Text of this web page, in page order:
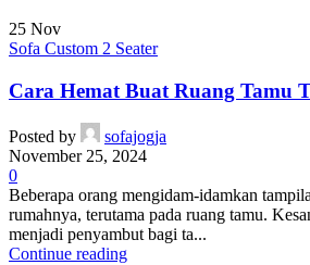
25 Nov
Sofa Custom 2 Seater
Cara Hemat Buat Ruang Tamu
Posted by
sofajogja
November 25, 2024
0
Beberapa orang mengidam-idamkan
rumahnya, terutama pada ruang tamu.
menjadi penyambut bagi ta...
Continue reading